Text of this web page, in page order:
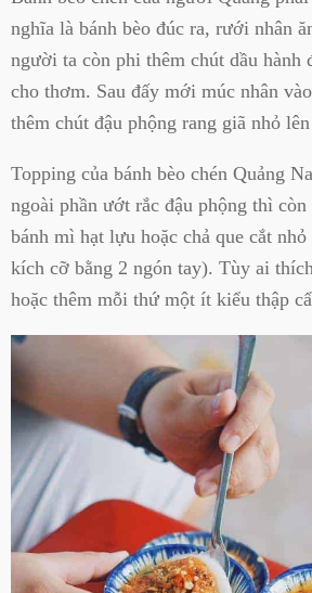
nghĩa là bánh bèo đúc ra, rưới nhân
người ta còn phi thêm chút dầu hành
cho thơm. Sau đấy mới múc nhân
thêm chút đậu phộng rang giã nhỏ
Topping của bánh bèo chén Quảng
ngoài phần ướt rắc đậu phộng thì
bánh mì hạt lựu hoặc chả que cắt
kích cỡ bằng 2 ngón tay). Tùy ai
hoặc thêm mỗi thứ một ít kiểu thập